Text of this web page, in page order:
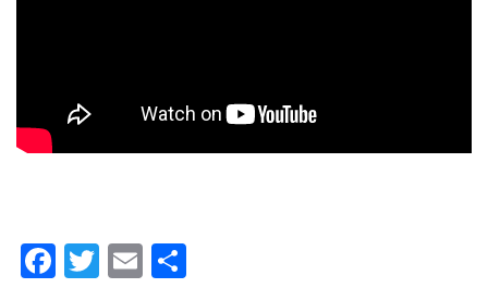
Facebook
Twitter
Email